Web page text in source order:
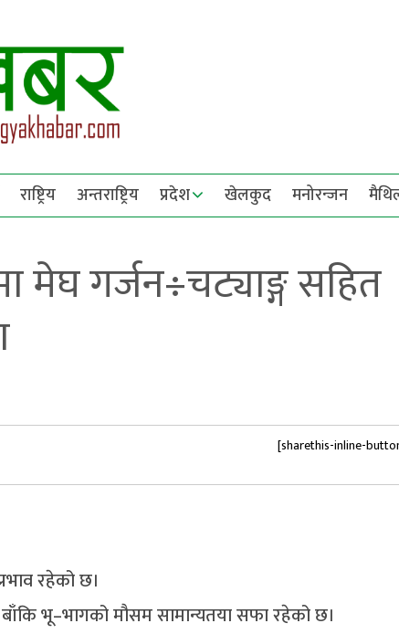
राष्ट्रिय अन्तराष्ट्रिय प्रदेश खेलकुद मनोरन्जन
गर्जन÷चट्याङ्ग सहित
[sharethis-inline-
रहेको छ।
भू–भागको मौसम सामान्यतया सफा रहेको छ।